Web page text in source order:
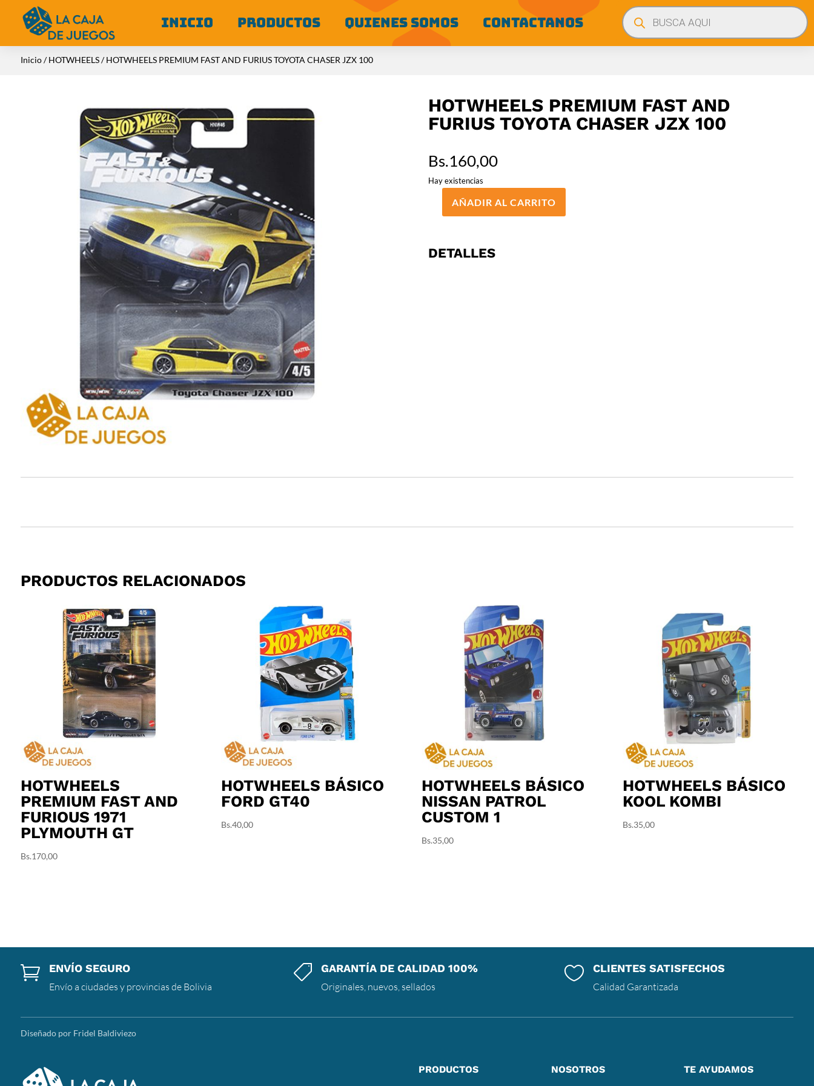
INICIO PRODUCTOS QUIENES SOMOS CONTACTANOS
Búsqueda
de
productos
Inicio/HOTWHEELS/ HOTWHEELS PREMIUM FAST AND FURIUS TOYOTA CHASER JZX 100
HOTWHEELS PREMIUM FAST AND
FURIUS TOYOTA CHASER JZX 100
Bs.160,00
Hay existencias
HOTWHEELS
AND
AÑADIR AL CARRITO
DETALLES
PRODUCTOS RELACIONADOS
HOTWHEELS
PREMIUM FAST AND
FURIOUS 1971
PLYMOUTH GT
Bs.170,00
HOTWHEELS BÁSICO
FORD GT40
Bs.40,00
HOTWHEELS BÁSICO
NISSAN PATROL
CUSTOM 1
Bs.35,00
HOTWHEELS BÁSICO
KOOL KOMBI
Bs.35,00
 ENVÍO SEGURO
Envío a ciudades y provincias de Bolivia
 GARANTÍA DE CALIDAD 100%
Originales, nuevos, sellados
 CLIENTES SATISFECHOS
Calidad Garantizada
Diseñado por Fridel Baldiviezo
PRODUCTOS NOSOTROS TE AYUDAMOS